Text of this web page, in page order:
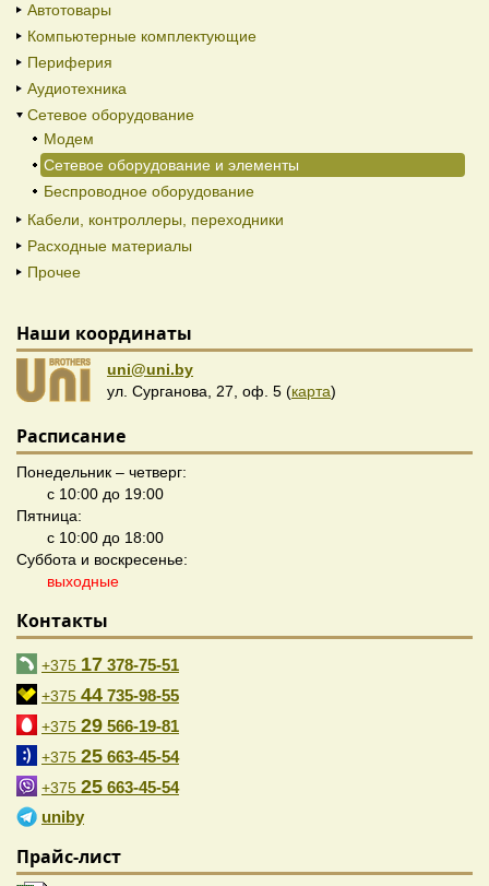
Автотовары
Компьютерные комплектующие
Периферия
Аудиотехника
Сетевое оборудование
Модем
Сетевое оборудование и элементы
Беспроводное оборудование
Кабели, контроллеры, переходники
Расходные материалы
Прочее
Наши координаты
uni@uni.by
ул. Сурганова, 27, оф. 5 (карта)
Расписание
Понедельник – четверг:
с 10:00 до 19:00
Пятница:
с 10:00 до 18:00
Суббота и воскресенье:
выходные
Контакты
+375 17 378-75-51
+375 44 735-98-55
+375 29 566-19-81
+375 25 663-45-54
+375 25 663-45-54
uniby
Прайс-лист